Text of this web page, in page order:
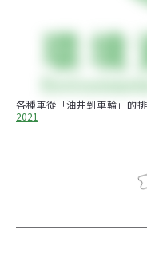
各種車從「油井到車輪」的
2021